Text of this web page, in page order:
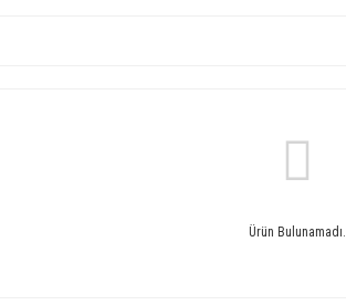
Ürün Bulunamadı.